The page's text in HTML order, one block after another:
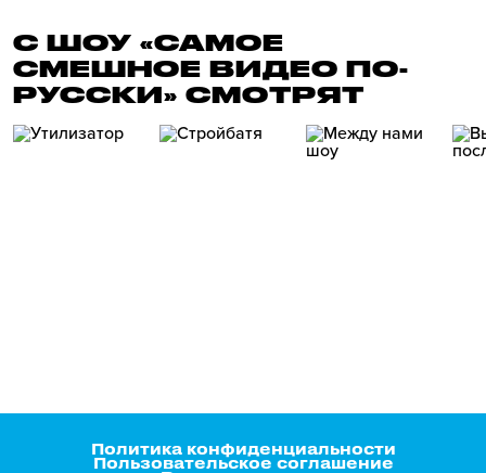
С ШОУ «САМОЕ
СМЕШНОЕ ВИДЕО ПО-
РУССКИ» СМОТРЯТ
Политика конфиденциальности
Пользовательское соглашение